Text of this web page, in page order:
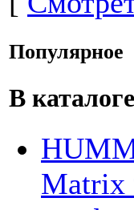
Популярное
В
Matrix